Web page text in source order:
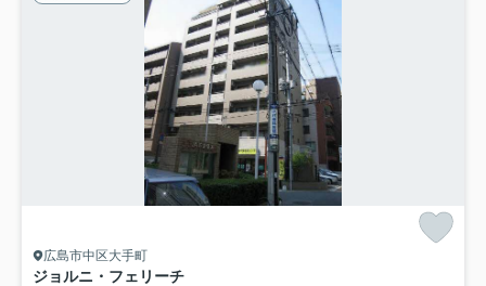
広島市中区大手町
ジョルニ・フェリーチ